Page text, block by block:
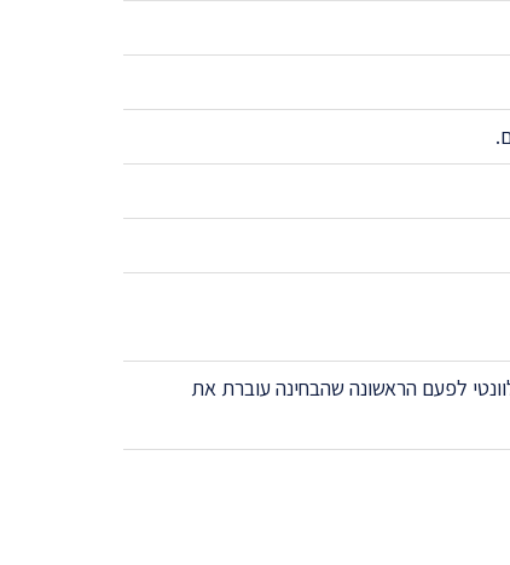
לפעם הראשונה שהבחינה עוברת את